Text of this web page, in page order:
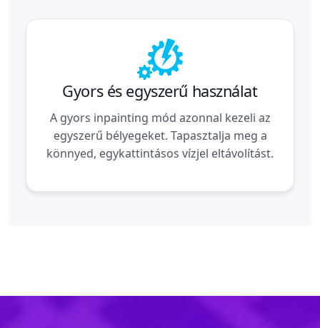
Gyors és egyszerű használat
A gyors inpainting mód azonnal kezeli az
egyszerű bélyegeket. Tapasztalja meg a
könnyed, egykattintásos vízjel eltávolítást.